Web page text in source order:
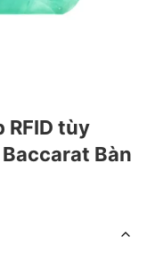
RFID tùy
Bàn